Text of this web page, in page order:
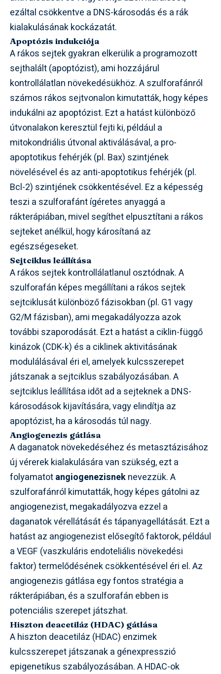
ezáltal csökkentve a DNS-károsodás és a rák
kialakulásának kockázatát.
Apoptózis indukciója
A rákos sejtek gyakran elkerülik a programozott
sejthalált (apoptózist), ami hozzájárul
kontrollálatlan növekedésükhöz. A szulforafánról
számos rákos sejtvonalon kimutatták, hogy képes
indukálni az apoptózist. Ezt a hatást különböző
útvonalakon keresztül fejti ki, például a
mitokondriális útvonal aktiválásával, a pro-
apoptotikus fehérjék (pl. Bax) szintjének
növelésével és az anti-apoptotikus fehérjék (pl.
Bcl-2) szintjének csökkentésével. Ez a képesség
teszi a szulforafánt ígéretes anyaggá a
rákterápiában, mivel segíthet elpusztítani a rákos
sejteket anélkül, hogy károsítaná az
egészségeseket.
Sejtciklus leállítása
A rákos sejtek kontrollálatlanul osztódnak. A
szulforafán képes megállítani a rákos sejtek
sejtciklusát különböző fázisokban (pl. G1 vagy
G2/M fázisban), ami megakadályozza azok
további szaporodását. Ezt a hatást a ciklin-függő
kinázok (CDK-k) és a ciklinek aktivitásának
modulálásával éri el, amelyek kulcsszerepet
játszanak a sejtciklus szabályozásában. A
sejtciklus leállítása időt ad a sejteknek a DNS-
károsodások kijavítására, vagy elindítja az
apoptózist, ha a károsodás túl nagy.
Angiogenezis gátlása
A daganatok növekedéséhez és metasztázisához
új vérerek kialakulására van szükség, ezt a
folyamatotangiogenezisneknevezzük. A
szulforafánról kimutatták, hogy képes gátolni az
angiogenezist, megakadályozva ezzel a
daganatok vérellátását és tápanyagellátását. Ezt a
hatást az angiogenezist elősegítő faktorok, például
a VEGF (vaszkuláris endoteliális növekedési
faktor) termelődésének csökkentésével éri el. Az
angiogenezis gátlása egy fontos stratégia a
rákterápiában, és a szulforafán ebben is
potenciális szerepet játszhat.
Hiszton deacetiláz (HDAC) gátlása
A hiszton deacetiláz (HDAC) enzimek
kulcsszerepet játszanak a génexpresszió
epigenetikus szabályozásában. A HDAC-ok